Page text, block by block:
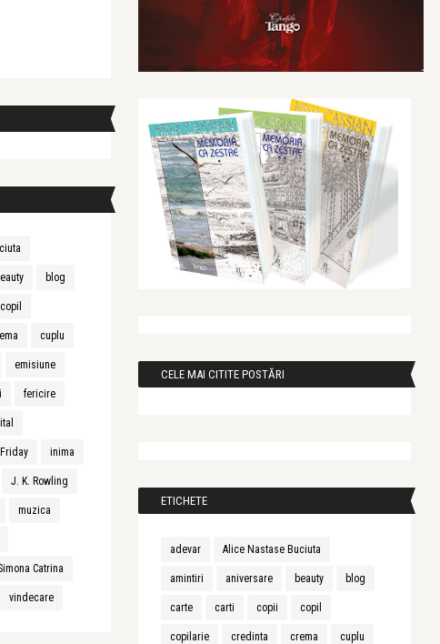
blog
copil
cuplu
emisiune
fericire
inima
J. K. Rowling
muzica
Catrina
vindecare
CELE MAI CITITE POSTĂRI
ETICHETE
adevar Alice Nastase Buciuta
amintiri aniversare beauty blog
carte carti copii copil
copilarie credinta crema cuplu